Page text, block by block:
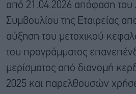
από 21.04.2026 απόφαση του
Συμβουλίου της Εταιρείας
αύξηση του μετοχικού
του προγράμματος
μερίσματος από διανομή
2025 και παρελθουσών